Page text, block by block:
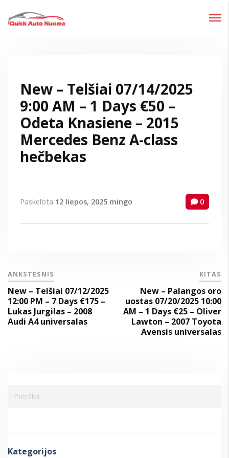
New – Telšiai 07/14/2025
9:00 AM – 1 Days €50 –
Odeta Knasiene – 2015
Mercedes Benz A-class
hečbekas
Paskelbta 12 liepos, 2025 mingo 0
ANKSTESNIS
New – Telšiai 07/12/2025
12:00 PM – 7 Days €175 –
Lukas Jurgilas – 2008
Audi A4 universalas
KITAS
New – Palangos oro
uostas 07/20/2025 10:00
AM – 1 Days €25 – Oliver
Lawton – 2007 Toyota
Avensis universalas
Kategorijos